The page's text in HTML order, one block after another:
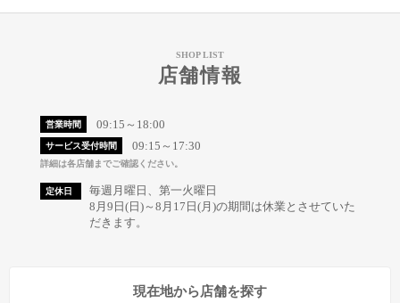
SHOP LIST
店舗情報
営業時間 09:15～18:00
サービス受付時間 09:15～17:30
詳細は各店舗までご確認ください。
定休日
毎週月曜日、第一火曜日
8月9日(日)～8月17日(月)の期間は休業とさせていた
だきます。
現在地から店舗を探す